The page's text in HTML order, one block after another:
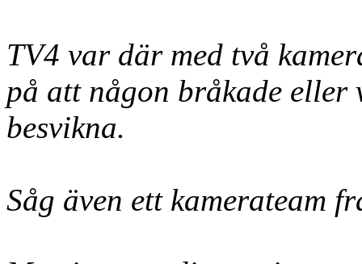
TV4 var där med två
på att någon bråkade eller
besvikna.
Såg även ett kamerateam